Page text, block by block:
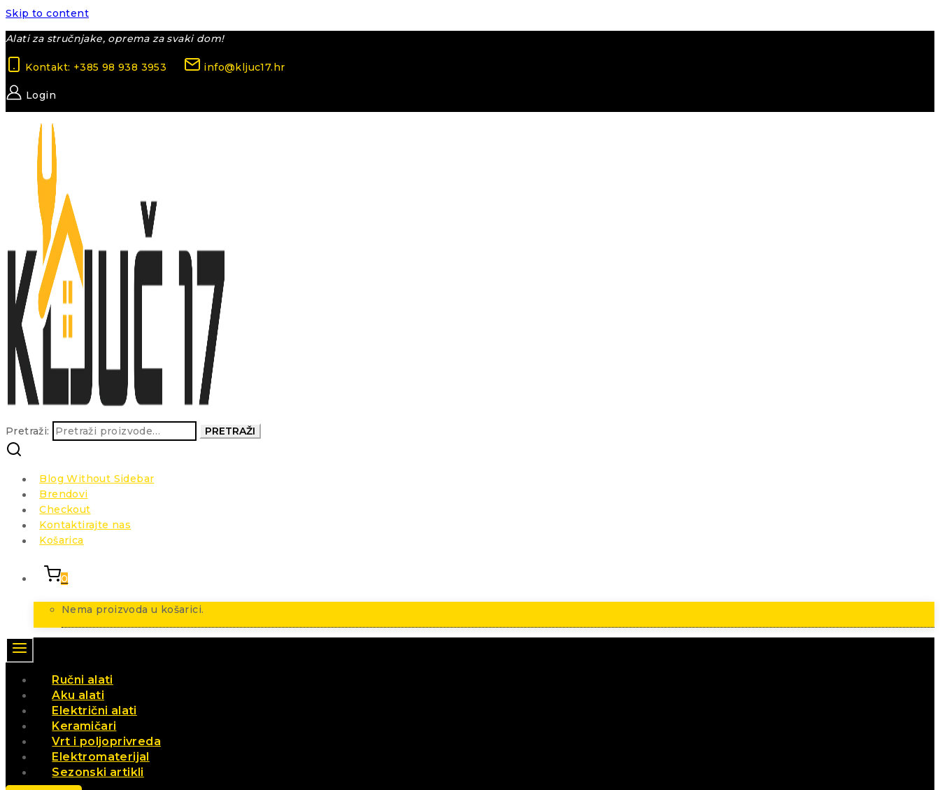
Skip to content
Alati za stručnjake, oprema za svaki dom!
Kontakt: +385 98 938 3953 info@kljuc17.hr
Login
Pretraži: PRETRAŽI
Blog Without Sidebar
Brendovi
Checkout
Kontaktirajte nas
Košarica
0
Nema proizvoda u košarici.
Ručni alati
Aku alati
Električni alati
Keramičari
Vrt i poljoprivreda
Elektromaterijal
Sezonski artikli